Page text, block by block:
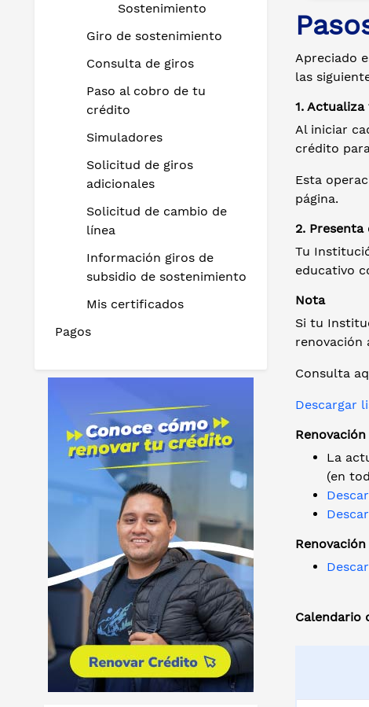
Sostenimiento
Giro de sostenimiento
Consulta de giros
Paso al cobro de tu
crédito
Simuladores
Solicitud de giros
adicionales
Solicitud de cambio de
línea
Información giros de
subsidio de sostenimiento
Mis certificados
Pagos
Apreciado
las
1.
Al iniciar
crédito
Esta
página.
2.
Tu
educativo
Nota
Si tu
renovación
Consulta
Descargar
La
(en
Calendario